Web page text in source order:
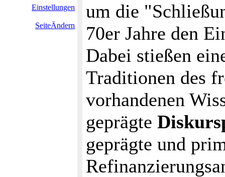
Einstellungen
SeiteÄndern
um die
70er Jahre den
Dabei stießen
Traditionen des
vorhandenen
geprägte
geprägte und